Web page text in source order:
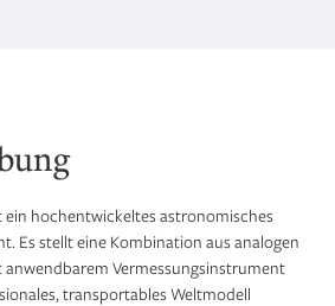
ein hochentwickeltes astronomisches
Es stellt eine Kombination aus analogen
anwendbarem Vermessungsinstrument
transportables Weltmodell